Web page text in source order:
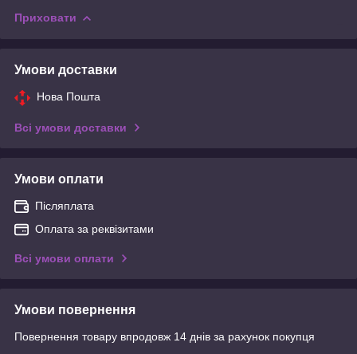
Приховати
Умови доставки
Нова Пошта
Всі умови доставки
Умови оплати
Післяплата
Оплата за реквізитами
Всі умови оплати
Умови повернення
Повернення товару впродовж 14 днів за рахунок покупця